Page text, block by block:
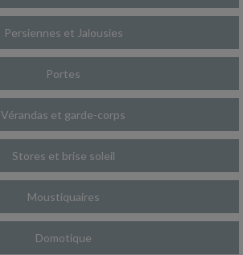
Persiennes et Jalousies
Portes
Vérandas et garde-corps
Stores et brise soleil
Moustiquaires
Domotique